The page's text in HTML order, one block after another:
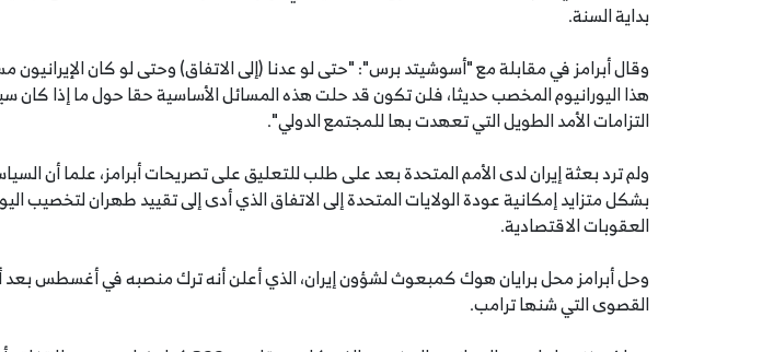
بداية السنة.
وقال أبرامز في مقابلة مع "أسوشيتد برس": "حتى لو عدنا (إلى الاتفاق) وحتى لو كان
هذا اليورانيوم المخصب حديثا، فلن تكون قد حلت هذه المسائل الأساسية حقا حول ما إذا كان
التزامات الأمد الطويل التي تعهدت بها للمجتمع الدولي".
ولم ترد بعثة إيران لدى الأمم المتحدة بعد على طلب للتعليق على تصريحات أبرامز، علما أن
بشكل متزايد إمكانية عودة الولايات المتحدة إلى الاتفاق الذي أدى إلى تقييد طهران لتخصيب
العقوبات الاقتصادية.
وحل أبرامز محل برايان هوك كمبعوث لشؤون إيران، الذي أعلن أنه ترك منصبه في أغسطس
القصوى التي شنها ترامب.